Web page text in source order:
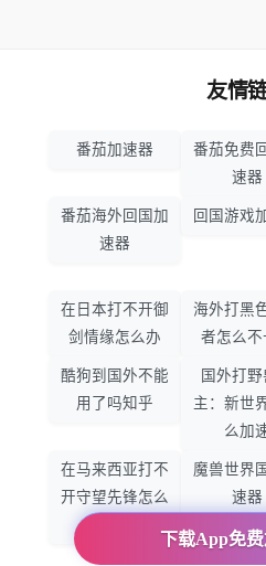
下载App免费
友情
番茄加速器
番茄免费
速器
番茄海外回国加
速器
回国游戏
在日本打不开御
剑情缘怎么办
海外打黑
者怎么不
酷狗到国外不能
用了吗知乎
国外打野
主：新世
么加
在马来西亚打不
开守望先锋怎么
魔兽世界
速器